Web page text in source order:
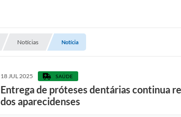
Notícias Notícia
18 JUL 2025 SAÚDE
Entrega de próteses dentárias continua
dos aparecidenses